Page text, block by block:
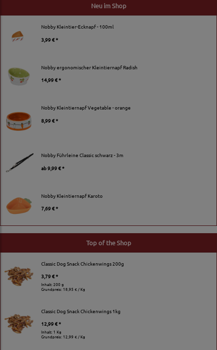
Neu im Shop
Nobby Kleintier-Ecknapf - 100ml
3,99 € *
Nobby ergonomischer Kleintiernapf Radish
14,99 € *
Nobby Kleintiernapf Vegetable - orange
8,99 € *
Nobby Führleine Classic schwarz - 3m
ab9,99 € *
Nobby Kleintiernapf Karoto
7,69 € *
Top of the Shop
Classic Dog Snack Chickenwings 200g
3,79 € *
Inhalt: 200 g
Grundpreis: 18,95 € / Kg
Classic Dog Snack Chickenwings 1kg
12,99 € *
Inhalt: 1 Kg
Grundpreis: 12,99 € / Kg